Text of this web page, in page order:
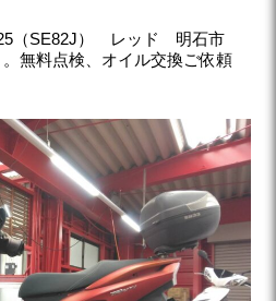
（SE82J） レッド 明石市
無料点検、オイル交換ご依頼